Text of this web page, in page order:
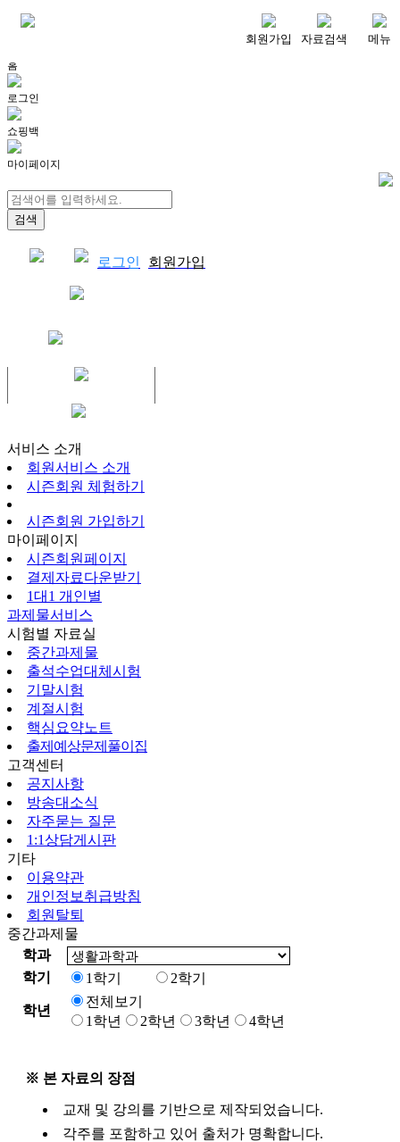
회원가입 자료검색 메뉴
홈
로그인
쇼핑백
마이페이지
로그인 회원가입
서비스 소개
회원서비스 소개
시즌회원 체험하기
시즌회원 가입하기
마이페이지
시즌회원페이지
결제자료다운받기
1대1 개인별
과제물서비스
시험별 자료실
중간과제물
출석수업대체시험
기말시험
계절시험
핵심요약노트
출제예상문제풀이집
고객센터
공지사항
방송대소식
자주묻는 질문
1:1상담게시판
기타
이용약관
개인정보취급방침
회원탈퇴
중간과제물
학과
학기
1학기 2학기
학년
전체보기
1학년
2학년 3학년 4학년
※ 본 자료의 장점
교재 및 강의를 기반으로 제작되었습니다.
각주를 포함하고 있어 출처가 명확합니다.